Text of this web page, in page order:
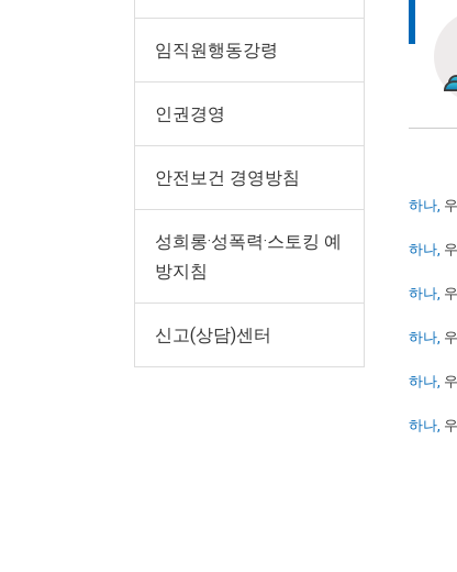
임직원행동강령
인권경영
안전보건 경영방침
성희롱·성폭력·스토킹 예
방지침
신고(상담)센터
하나,
하나,
하나,
하나,
하나,
하나,